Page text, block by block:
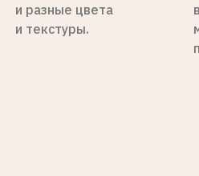
и разные цвета
и текстуры.